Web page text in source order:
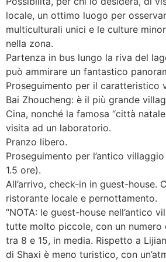
locale, un ottimo luogo per
multiculturali unici e le culture
nella zona.
Partenza in bus lungo la riva del
può ammirare un fantastico
Proseguimento per il caratteristico
Bai Zhoucheng: è il più grande
Cina, nonché la famosa “città
visita ad un laboratorio.
Pranzo libero.
Proseguimento per l’antico
1.5 ore).
All’arrivo, check-in in guest-house.
ristorante locale e pernottamento.
“NOTA: le guest-house nell’antico
tutte molto piccole, con un numero
tra 8 e 15, in media. Rispetto a
di Shaxi è meno turistico, con